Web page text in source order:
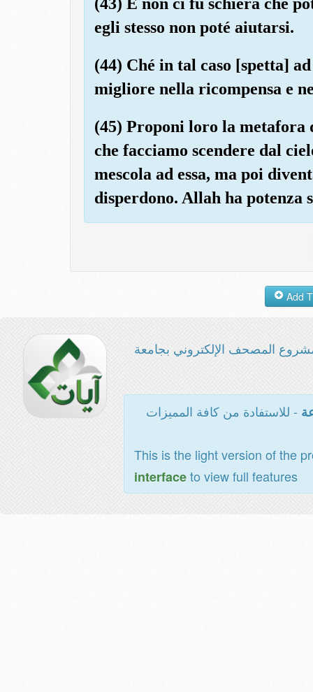
egli stesso non poté aiutarsi.
(44) Ché in tal caso [spetta]
migliore nella ricompensa e
(45) Proponi loro la metafora
che facciamo scendere dal
mescola ad essa, ma poi
disperdono. Allah ha potenza
المصحف الإلكتروني بجامعة
- للاستفادة من كافة المميزات
This is the light version of the
interfaceto view full features